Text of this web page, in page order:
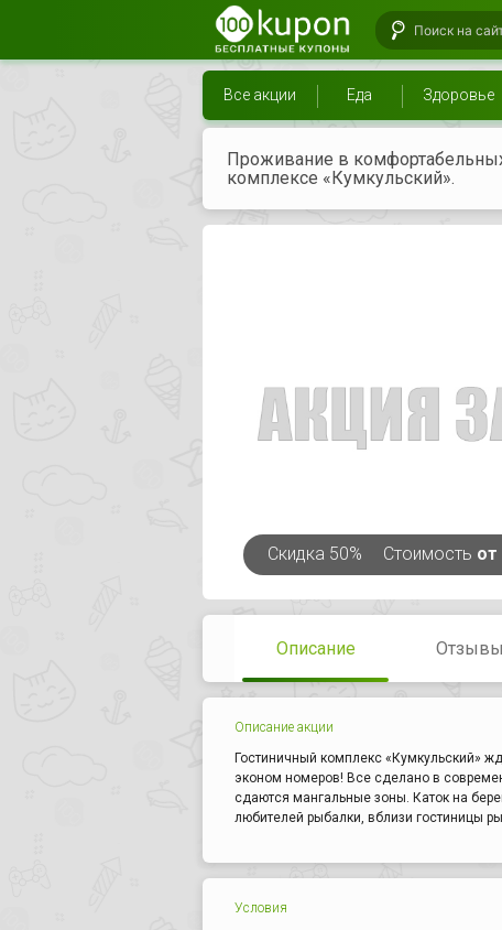
Все акции Еда Здоровье
Проживание в
комплексе «Кумкульский».
Скидка 50% Стоимость от
Описание
Описание акции
Гостиничный комплекс «Кумкульский»
эконом номеров! Все сделано в
сдаются мангальные зоны. Каток на
любителей рыбалки, вблизи гостиницы
Условия